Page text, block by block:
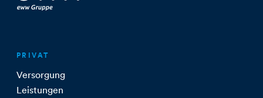
PRIVAT
Versorgung
Leistungen